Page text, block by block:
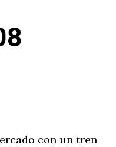
con un tren